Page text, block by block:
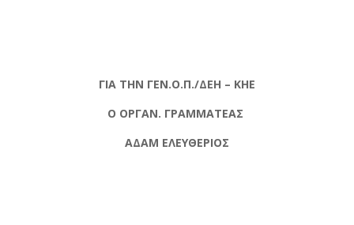
ΓΙΑ ΤΗΝ ΓΕΝ.Ο.Π./ΔΕΗ – ΚΗΕ
Ο ΟΡΓΑΝ. ΓΡΑΜΜΑΤΕΑΣ
ΑΔΑΜ ΕΛΕΥΘΕΡΙΟΣ